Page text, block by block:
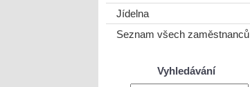
Jídelna
Seznam všech zaměstnanců
Vyhledávání